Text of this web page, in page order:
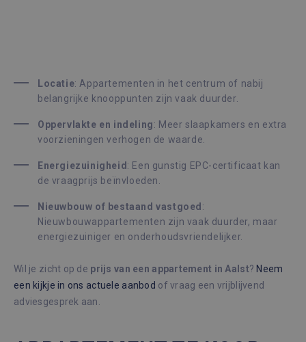
Locatie: Appartementen in het centrum of nabij
belangrijke knooppunten zijn vaak duurder.
Oppervlakte en indeling: Meer slaapkamers en extra
voorzieningen verhogen de waarde.
Energiezuinigheid : Een gunstig EPC-certificaat kan
de vraagprijs beïnvloeden.
Nieuwbouw of bestaand vastgoed :
Nieuwbouwappartementen zijn vaak duurder, maar
energiezuiniger en onderhoudsvriendelijker.
Wil je zicht op de prijs van een appartement in Aalst? Neem
een kijkje in ons actuele aanbod of vraag een vrijblijvend
adviesgesprek aan.